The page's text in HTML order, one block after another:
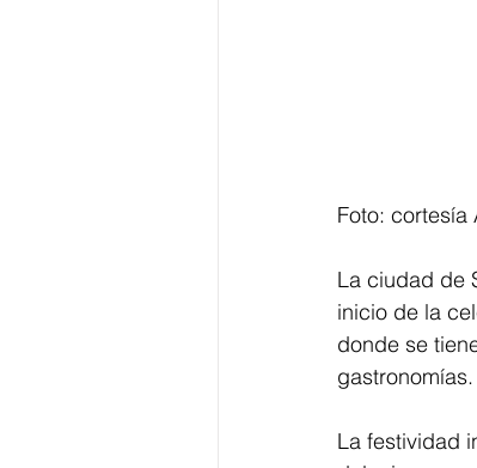
Foto: cortesía
La ciudad de
inicio de la
donde se
gastronomías.
La festividad